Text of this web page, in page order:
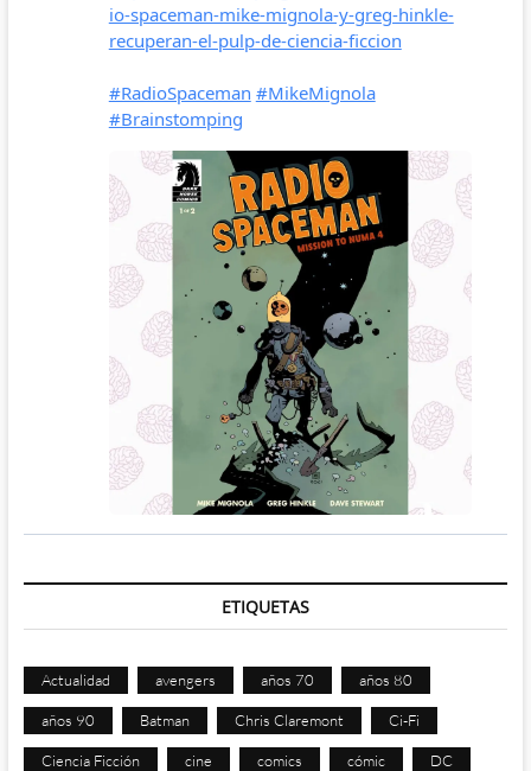
ETIQUETAS
Actualidad avengers años 70 años 80
años 90 Batman Chris Claremont Ci-Fi
Ciencia Ficción cine comics cómic DC